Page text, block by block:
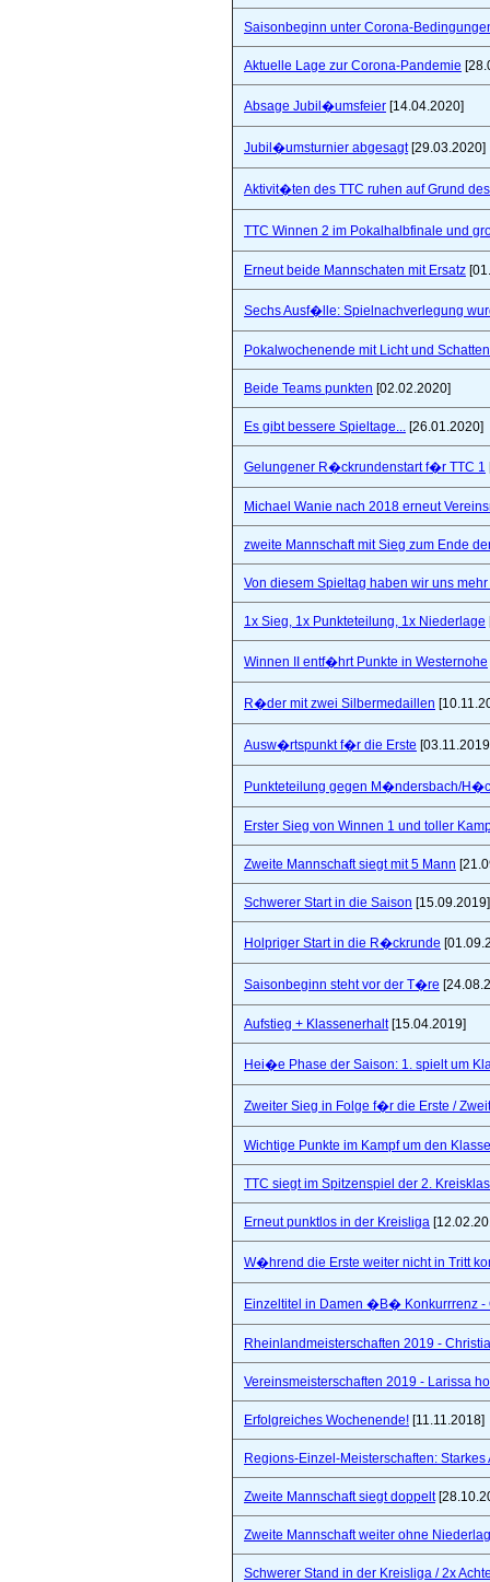
Saisonbeginn unter Corona-
Aktuelle Lage zur Corona-Pandemie
Absage Jubil�umsfeier [14.04.2020]
Jubil�umsturnier abgesagt[29.03.2020]
Aktivit�ten des TTC ruhen auf Grund
TTC Winnen 2 im Pokalhalbfinale und
Erneut beide Mannschaten mit Ersatz
Sechs Ausf�lle: Spielnachverlegung
Pokalwochenende mit Licht und
Beide Teams punkten [02.02.2020]
Es gibt bessere Spieltage... [26.01.2020]
Gelungener R�ckrundenstart f�r TTC 1
Michael Wanie nach 2018 erneut
zweite Mannschaft mit Sieg zum Ende
Von diesem Spieltag haben wir uns mehr
1x Sieg, 1x Punkteteilung, 1x Niederlage
Winnen II entf�hrt Punkte in Westernohe
R�der mit zwei Silbermedaillen
Ausw�rtspunkt f�r die Erste
Punkteteilung gegen M�ndersbach/
Erster Sieg von Winnen 1 und toller
Zweite Mannschaft siegt mit 5 Mann
Schwerer Start in die Saison [15.09.2019]
Holpriger Start in die R�ckrunde
Saisonbeginn steht vor der T�re
Aufstieg + Klassenerhalt[15.04.2019]
Hei�e Phase der Saison: 1. spielt um
Zweiter Sieg in Folge f�r die Erste /
Wichtige Punkte im Kampf um den
TTC siegt im Spitzenspiel der 2.
Erneut punktlos in der Kreisliga
W�hrend die Erste weiter nicht in Tritt
Einzeltitel in Damen �B� Konkurrrenz
Rheinlandmeisterschaften 2019 -
Vereinsmeisterschaften 2019 - Larissa
Erfolgreiches Wochenende! [11.11.2018]
Regions-Einzel-Meisterschaften:
Zweite Mannschaft siegt doppelt
Zweite Mannschaft weiter ohne
Schwerer Stand in der Kreisliga / 2x